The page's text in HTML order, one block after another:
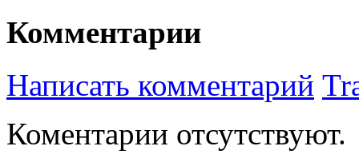
Комментарии
Написать комментарий
Коментарии отсутствуют.